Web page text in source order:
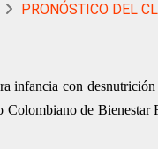
PRONÓSTICO DEL
infancia con
Colombiano de